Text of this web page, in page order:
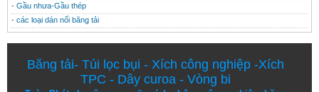
- Gầu nhưa-Gầu thép
- các loại dán nối băng tải
Băng tải- Túi lọc bụi - Xích công nghiệp-Xích
TPC - Dây curoa - Vòng bi